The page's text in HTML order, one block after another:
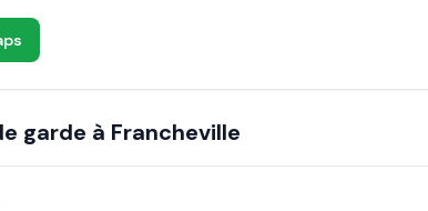
garde à Francheville